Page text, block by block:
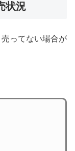
状況
ってない場合が